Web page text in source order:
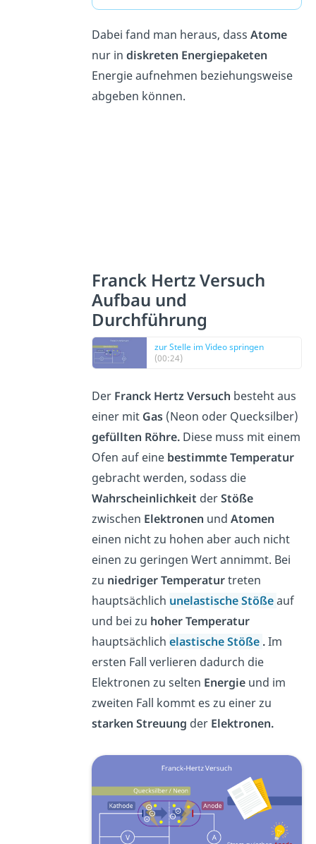
Dabei fand man heraus, dassAtome
nur indiskreten Energiepaketen
Energie aufnehmen beziehungsweise
abgeben können.
Franck Hertz Versuch
Aufbau und
Durchführung
zur Stelle im Video springen
(00:24)
Der Franck Hertz Versuch besteht aus
einer mit Gas (Neon oder Quecksilber)
gefüllten Röhre. Diese muss mit einem
Ofen auf eine bestimmte Temperatur
gebracht werden, sodass die
Wahrscheinlichkeit derStöße
zwischen Elektronen undAtomen
einen nicht zu hohen aber auch nicht
einen zu geringen Wert annimmt. Bei
zu niedriger Temperaturtreten
hauptsächlich unelastischeStößeauf
und bei zu hoher Temperatur
hauptsächlichelastische Stöße .Im
ersten Fall verlieren dadurch die
Elektronen zu selten Energie und im
zweiten Fall kommt es zu einer zu
starken Streuung der Elektronen.